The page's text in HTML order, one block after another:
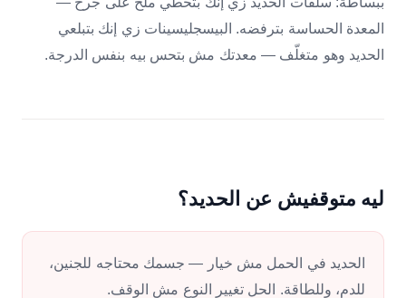
المعدة الحساسة بترفضه. البيسجليسينات زي إنك بتبلعي
الحديد وهو متغلّف — معدتك مش بتحس بيه بنفس الدرجة.
ليه متوقفيش عن الحديد؟
الحديد في الحمل مش خيار — جسمك محتاجه للجنين،
للدم، وللطاقة. الحل تغيير النوع مش الوقف.